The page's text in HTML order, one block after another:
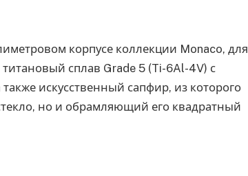
корпусе коллекции Monaco, для
сплав Grade 5 (Ti-6Al-4V) с
искусственный сапфир, из которого
но и обрамляющий его квадратный